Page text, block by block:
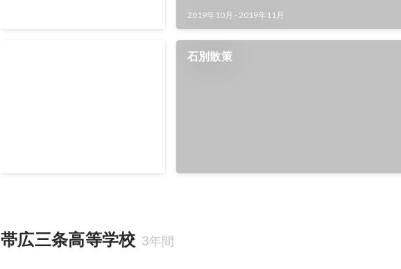
2019年10月 -2019年11月
石別散策
帯広三条高等学校 3年間